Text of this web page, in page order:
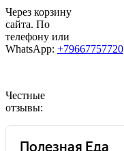
Через корзину
сайта. По
телефону или
WhatsApp: +79667757720
Честные
отзывы: